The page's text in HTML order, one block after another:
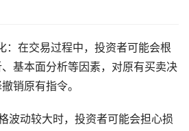
：在交易过程中，投资者可能会根
基本面分析等因素，对原有买卖决
销原有指令。
波动较大时，投资者可能会担心损